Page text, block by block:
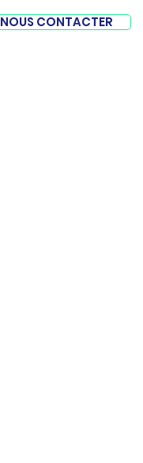
NOUS CONTACTER